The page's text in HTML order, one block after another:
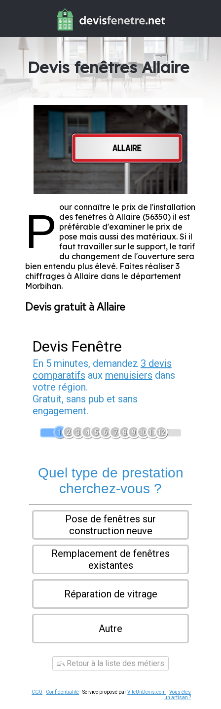
Devis fenêtres Allaire
P our connaître le prix de l'installation
des fenêtres à Allaire (56350) il est
préférable d'examiner le prix de
pose mais aussi des matériaux. Si il
faut travailler sur le support, le tarif
du changement de l'ouverture sera
bien entendu plus élevé. Faites réaliser 3
chiffrages à Allaire dans le département
Morbihan.
Devis gratuit à Allaire
Devis Fenêtre
En 5 minutes, demandez 3 devis
comparatifs aux menuisiers dans
votre région.
Gratuit, sans pub et sans
engagement.
1 2 3 4 5 6 7 8 9 1011 12
Quel type de prestation
cherchez-vous ?
Pose de fenêtres sur
construction neuve
Remplacement de fenêtres
existantes
Réparation de vitrage
Autre
Retour à la liste des métiers
CGU - Confidentialité- Service proposé parViteUnDevis.com -Vous êtes
un artisan ?